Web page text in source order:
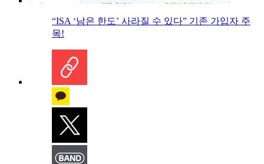
“ISA ‘남은 한도’ 사라질 수 있다” 기존 가입자 주
목!